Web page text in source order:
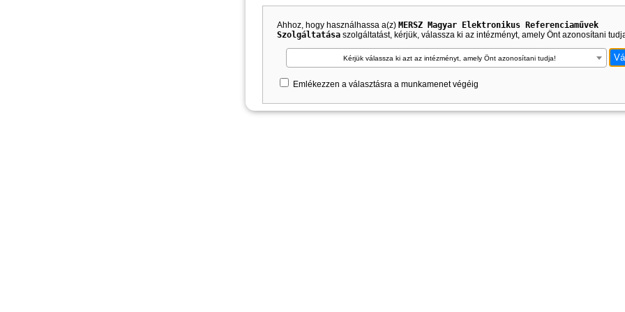
Ahhoz, hogy használhassa a(z) MERSZ Magyar Elektronikus Referenciaművek
Szolgáltatása szolgáltatást, kérjük, válassza ki az intézményt, amely Önt azonosítani
Kérjük válassza ki azt az intézményt, amely Önt azonosítani tudja!
Emlékezzen a választásra a munkamenet végéig